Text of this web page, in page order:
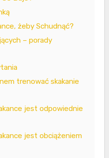
żeby Schudnąć?
– porady
trenować skakanie
jest odpowiednie
jest obciążeniem